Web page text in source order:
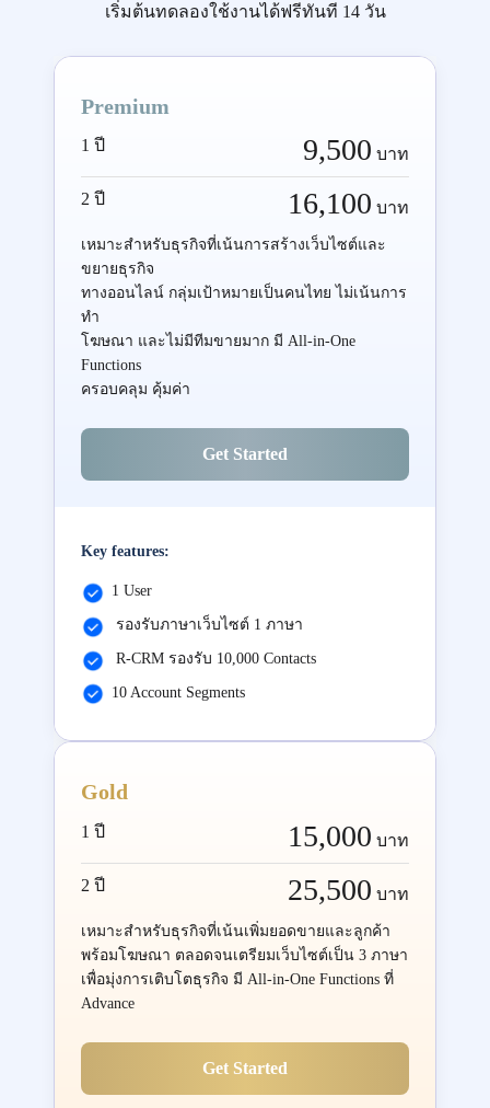
เริ่มต้นทดลองใช้งานได้ฟรีทันที 14 วัน
Premium
1 ปี 9,500 บาท
2 ปี 16,100 บาท
เหมาะสำหรับธุรกิจที่เน้นการสร้างเว็บไซต์และ
ขยายธุรกิจ
ทางออนไลน์ กลุ่มเป้าหมายเป็นคนไทย ไม่เน้นการ
ทำ
โฆษณา และไม่มีทีมขายมาก มี All-in-One
Functions
ครอบคลุม คุ้มค่า
Get Started
Key features:
1 User
รองรับภาษาเว็บไซต์ 1 ภาษา
R-CRM รองรับ 10,000 Contacts
10 Account Segments
Gold
1 ปี 15,000 บาท
2 ปี 25,500 บาท
เหมาะสำหรับธุรกิจที่เน้นเพิ่มยอดขายและลูกค้า
พร้อมโฆษณา ตลอดจนเตรียมเว็บไซต์เป็น 3 ภาษา
เพื่อมุ่งการเติบโตธุรกิจ มี All-in-One Functions ที่
Advance
Get Started